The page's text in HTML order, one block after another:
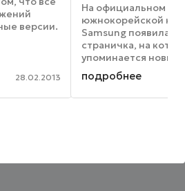
версии.
под28.02.2013
На официальном
южнокорейской
Samsung появилась
страничка, на
упоминается новый
голосовой
там же упоминается
платежная система
подробнее